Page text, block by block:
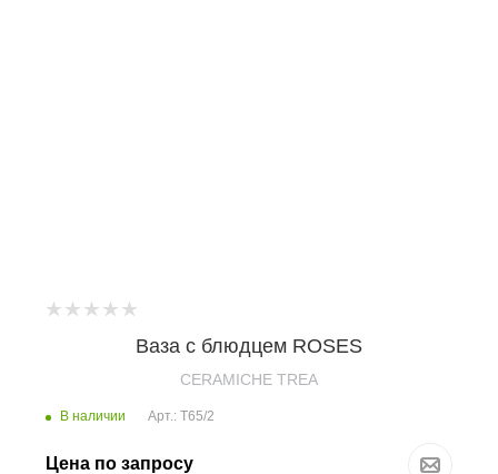
Ваза с блюдцем ROSES
CERAMICHE TREA
В наличии Арт.: T65/2
Цена по запросу